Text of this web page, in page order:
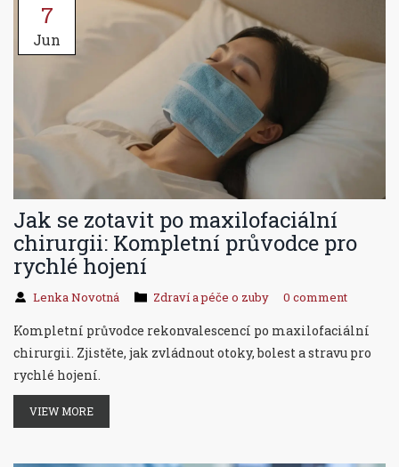
7
Jun
Jak se zotavit po maxilofaciální
chirurgii: Kompletní průvodce pro
rychlé hojení
Lenka Novotná Zdraví a péče o zuby 0 comment
Kompletní průvodce rekonvalescencí po maxilofaciální
chirurgii. Zjistěte, jak zvládnout otoky, bolest a stravu pro
rychlé hojení.
VIEW MORE